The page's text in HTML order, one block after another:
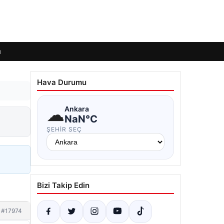
#17974
Hava Durumu
☁Ankara
NaN°C
ŞEHIR SEÇ
Bizi Takip Edin